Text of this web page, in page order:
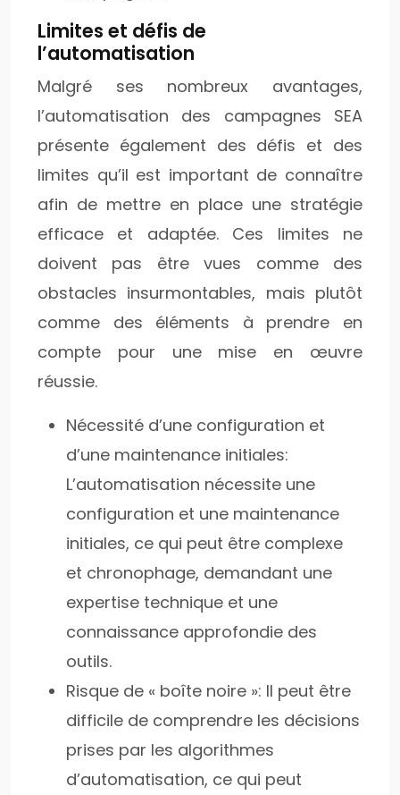
Limites et défis de
l’automatisation
Malgré ses nombreux avantages,
l’automatisation des campagnes SEA
présente également des défis et des
limites qu’il est important de connaître
afin de mettre en place une stratégie
efficace et adaptée. Ces limites ne
doivent pas être vues comme des
obstacles insurmontables, mais plutôt
comme des éléments à prendre en
compte pour une mise en œuvre
réussie.
Nécessité d’une configuration et
d’une maintenance initiales:
L’automatisation nécessite une
configuration et une maintenance
initiales, ce qui peut être complexe
et chronophage, demandant une
expertise technique et une
connaissance approfondie des
outils.
Risque de « boîte noire »: Il peut être
difficile de comprendre les décisions
prises par les algorithmes
d’automatisation, ce qui peut